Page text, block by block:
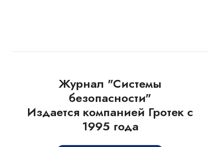
Журнал "Системы
безопасности"
Издается компанией Гротек с
1995 года